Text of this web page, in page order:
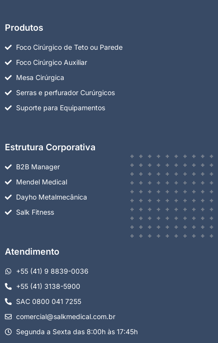
Produtos
Foco Cirúrgico de Teto ou Parede
Foco Cirúrgico Auxiliar
Mesa Cirúrgica
Serras e perfurador Curúrgicos
Suporte para Equipamentos
Estrutura Corporativa
B2B Manager
Mendel Medical
Dayho Metalmecânica
Salk Fitness
Atendimento
+55 (41) 9 8839-0036
+55 (41) 3138-5900
SAC 0800 041 7255
comercial@salkmedical.com.br
Segunda a Sexta das 8:00h às 17:45h